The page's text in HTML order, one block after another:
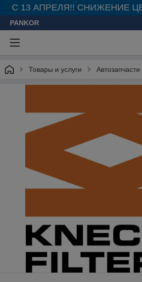
С 13 АПРЕЛЯ!! СНИЖЕНИЕ
PANKOR
Товары и услуги Автозапчасти